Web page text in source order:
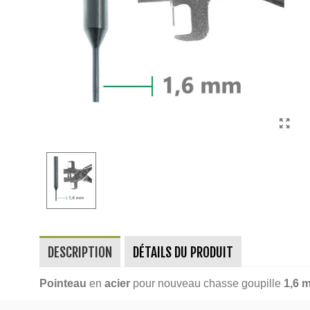
DESCRIPTION DÉTAILS DU PRODUIT
Pointeau en acier pour nouveau chasse goupille 1,6